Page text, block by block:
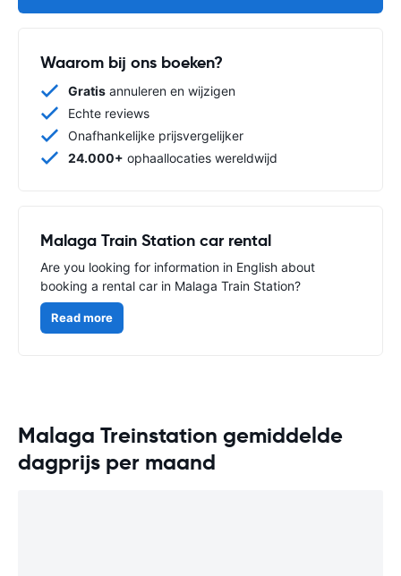
Waarom bij ons boeken?
Gratis annuleren en wijzigen
Echte reviews
Onafhankelijke prijsvergelijker
24.000+ ophaallocaties wereldwijd
Malaga Train Station car rental
Are you looking for information in English about
booking a rental car in Malaga Train Station?
Read more
Malaga Treinstation gemiddelde
dagprijs per maand